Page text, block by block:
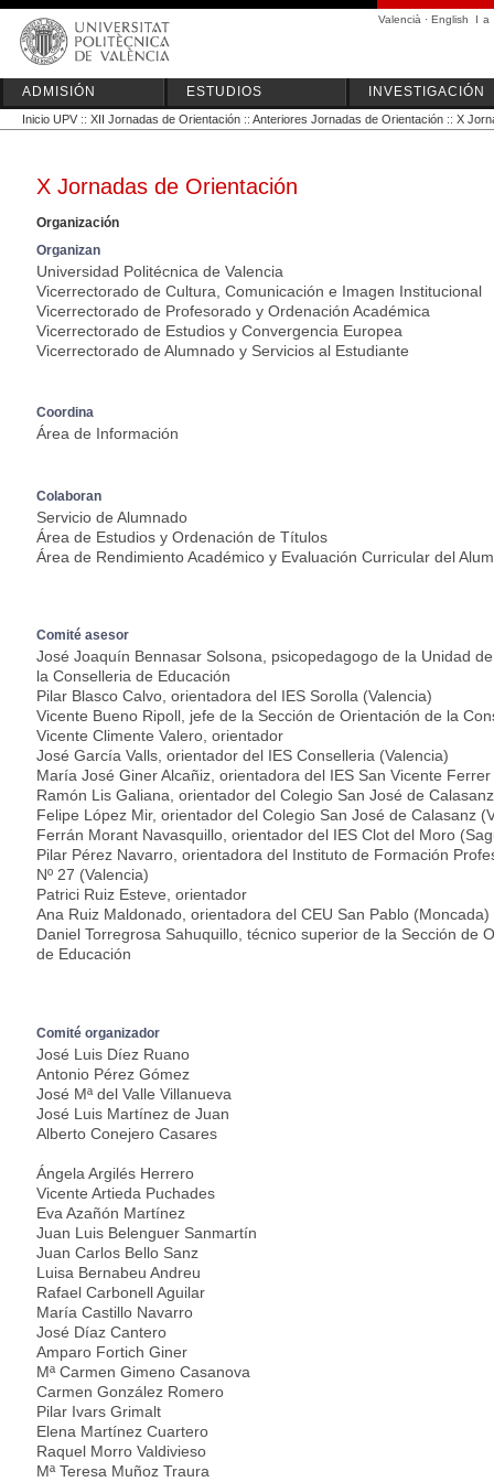
Valencià · English I a
ADMISIÓN ESTUDIOS INVESTIGACIÓN
Inicio UPV :: XII Jornadas de Orientación :: Anteriores Jornadas de Orientación :: X
X Jornadas de Orientación
Organización
Organizan
Universidad Politécnica de Valencia
Vicerrectorado de Cultura, Comunicación e Imagen Institucional
Vicerrectorado de Profesorado y Ordenación Académica
Vicerrectorado de Estudios y Convergencia Europea
Vicerrectorado de Alumnado y Servicios al Estudiante
Coordina
Área de Información
Colaboran
Servicio de Alumnado
Área de Estudios y Ordenación de Títulos
Área de Rendimiento Académico y Evaluación Curricular del
Comité asesor
José Joaquín Bennasar Solsona, psicopedagogo de la Unidad
la Conselleria de Educación
Pilar Blasco Calvo, orientadora del IES Sorolla (Valencia)
Vicente Bueno Ripoll, jefe de la Sección de Orientación de la
Vicente Climente Valero, orientador
José García Valls, orientador del IES Conselleria (Valencia)
María José Giner Alcañiz, orientadora del IES San Vicente
Ramón Lis Galiana, orientador del Colegio San José de
Felipe López Mir, orientador del Colegio San José de Calasanz
Ferrán Morant Navasquillo, orientador del IES Clot del Moro
Pilar Pérez Navarro, orientadora del Instituto de Formación
Nº 27 (Valencia)
Patrici Ruiz Esteve, orientador
Ana Ruiz Maldonado, orientadora del CEU San Pablo (Moncada)
Daniel Torregrosa Sahuquillo, técnico superior de la Sección de
de Educación
Comité organizador
José Luis Díez Ruano
Antonio Pérez Gómez
José Mª del Valle Villanueva
José Luis Martínez de Juan
Alberto Conejero Casares
Ángela Argilés Herrero
Vicente Artieda Puchades
Eva Azañón Martínez
Juan Luis Belenguer Sanmartín
Juan Carlos Bello Sanz
Luisa Bernabeu Andreu
Rafael Carbonell Aguilar
María Castillo Navarro
José Díaz Cantero
Amparo Fortich Giner
Mª Carmen Gimeno Casanova
Carmen González Romero
Pilar Ivars Grimalt
Elena Martínez Cuartero
Raquel Morro Valdivieso
Mª Teresa Muñoz Traura